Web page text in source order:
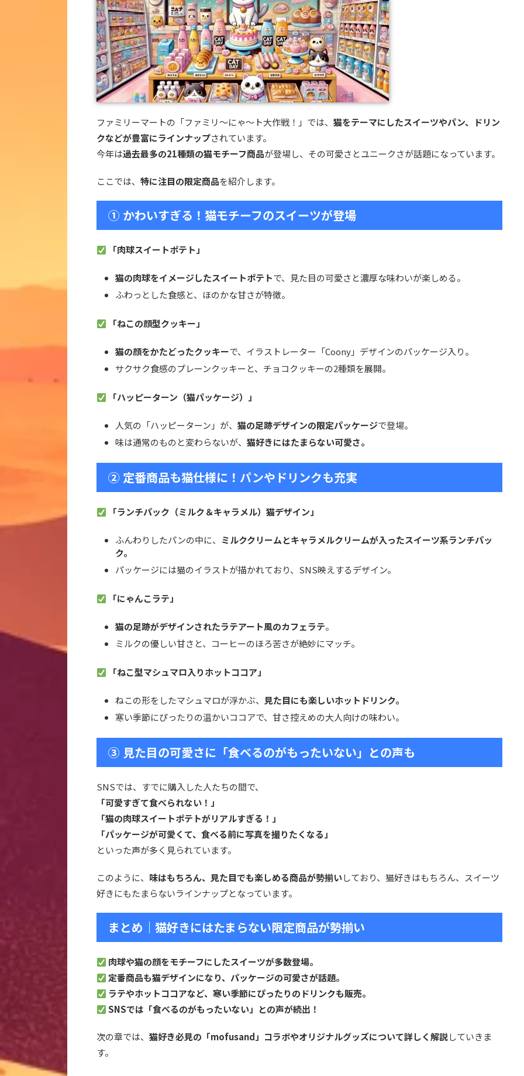
ファミリーマートの「ファミリ～にゃ～ト大作戦！」では、 猫をテーマにしたスイーツやパン、ドリン
クなどが豊富にラインナップされています。
今年は過去最多の21種類の猫モチーフ商品が登場し、その可愛さとユニークさが話題になっています。
ここでは、 特に注目の限定商品を紹介します。
① かわいすぎる！猫モチーフのスイーツが登場
「肉球スイートポテト」
猫の肉球をイメージしたスイートポテトで、見た目の可愛さと濃厚な味わいが楽しめる。
ふわっとした食感と、ほのかな甘さが特徴。
「ねこの顔型クッキー」
猫の顔をかたどったクッキーで、イラストレーター「Coony」デザインのパッケージ入り。
サクサク食感のプレーンクッキーと、チョコクッキーの2種類を展開。
「ハッピーターン（猫パッケージ）」
人気の「ハッピーターン」が、 猫の足跡デザインの限定パッケージで登場。
味は通常のものと変わらないが、 猫好きにはたまらない可愛さ。
② 定番商品も猫仕様に！パンやドリンクも充実
「ランチパック（ミルク＆キャラメル）猫デザイン」
ふんわりしたパンの中に、 ミルククリームとキャラメルクリームが入ったスイーツ系ランチパッ
ク。
パッケージには猫のイラストが描かれており、SNS映えするデザイン。
「にゃんこラテ」
猫の足跡がデザインされたラテアート風のカフェラテ。
ミルクの優しい甘さと、コーヒーのほろ苦さが絶妙にマッチ。
「ねこ型マシュマロ入りホットココア」
ねこの形をしたマシュマロが浮かぶ、 見た目にも楽しいホットドリンク。
寒い季節にぴったりの温かいココアで、甘さ控えめの大人向けの味わい。
③ 見た目の可愛さに「食べるのがもったいない」との声も
SNSでは、すでに購入した人たちの間で、
「可愛すぎて食べられない！」
「猫の肉球スイートポテトがリアルすぎる！」
「パッケージが可愛くて、食べる前に写真を撮りたくなる」
といった声が多く見られています。
このように、 味はもちろん、見た目でも楽しめる商品が勢揃いしており、猫好きはもちろん、スイーツ
好きにもたまらないラインナップとなっています。
まとめ｜猫好きにはたまらない限定商品が勢揃い
肉球や猫の顔をモチーフにしたスイーツが多数登場。
定番商品も猫デザインになり、パッケージの可愛さが話題。
ラテやホットココアなど、寒い季節にぴったりのドリンクも販売。
SNSでは「食べるのがもったいない」との声が続出！
次の章では、 猫好き必見の「mofusand」コラボやオリジナルグッズについて詳しく解説していきま
す。